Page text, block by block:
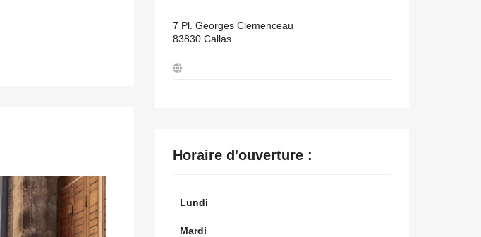
7 Pl. Georges Clemenceau
83830 Callas
Horaire d'ouverture :
Lundi
Mardi